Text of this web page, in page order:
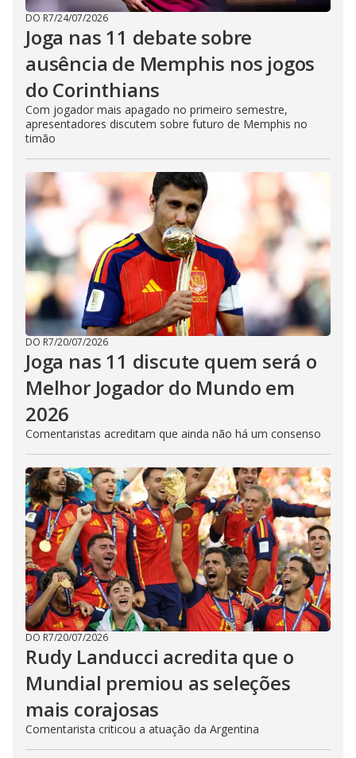
DO R7/24/07/2026
Joga nas 11 debate sobre
ausência de Memphis nos jogos
do Corinthians
Com jogador mais apagado no primeiro semestre,
apresentadores discutem sobre futuro de Memphis no
timão
DO R7/20/07/2026
Joga nas 11 discute quem será o
Melhor Jogador do Mundo em
2026
Comentaristas acreditam que ainda não há um consenso
DO R7/20/07/2026
Rudy Landucci acredita que o
Mundial premiou as seleções
mais corajosas
Comentarista criticou a atuação da Argentina